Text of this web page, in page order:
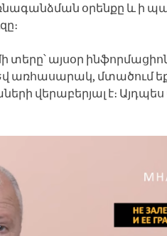
օրենքը և
տերը՝ այսօր
առհասարակ, մտածում
վերաբերյալ է։